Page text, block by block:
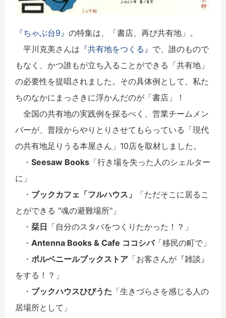
『ちゃぶ台9』 の特集は、「書店、再び共有地」。
平川克美さんは 『共有地をつくる』 で、誰のもので
もなく、かつ誰もが立ち入ることができる「共有地」
の必要性を提唱されました。その具体例として、私た
ちのなかにまっさきに浮かんだのが「書店」！
全国の共有地の実践例を探るべく、営業チームメン
バーが、普段からやりとりさせてもらっている「現代
の共有地足りうる本屋さん」10店を取材しました。
・ Seesaw Books 「行き場を失った人のシェルター
に」
・ ブックカフェ「フルハウス」
「ただそこに居るこ
とができる "魂の避難場所"」
・ 栞日 「自分のスタバをつくりたかった！？」
・ Antenna Books & Cafe ココシバ「移民の町で」
・ ポルベニールブックストア 「お客さんが『雑談』
をする！？」
・ ブックハウスひびうた 「生きづらさを感じる人の
居場所として」